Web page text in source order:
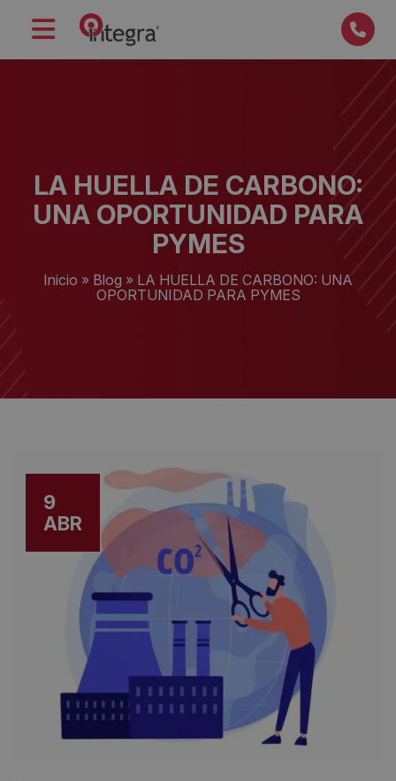
LA HUELLA DE CARBONO:
UNA OPORTUNIDAD PARA
PYMES
Inicio » Blog » LA HUELLA DE CARBONO: UNA
OPORTUNIDAD PARA PYMES
9
ABR